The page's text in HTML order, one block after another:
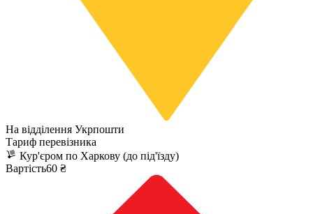
На відділення Укрпошти
Тариф перевізника
Кур'єром по Харкову (до під'їзду)
Вартість60 ₴